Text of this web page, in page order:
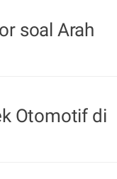
soal Arah
Otomotif di